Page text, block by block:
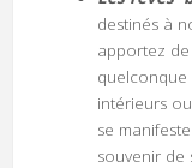
destinés à
apportez
quelconque
intérieurs
se
souvenir de